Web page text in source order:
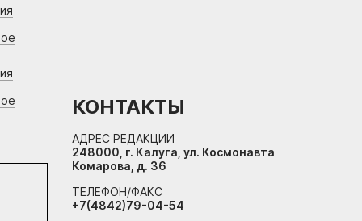
КОНТАКТЫ
АДРЕС РЕДАКЦИИ
248000, г. Калуга, ул. Космонавта
Комарова, д. 36
ТЕЛЕФОН/ФАКС
+7(4842)79-04-54